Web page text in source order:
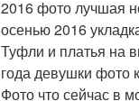
2016 фото лучшая
осенью 2016
Туфли и платья на
года девушки фото
Фото что сейчас в